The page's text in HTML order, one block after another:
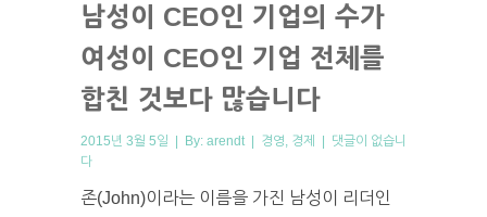
남성이 CEO인 기업의 수가
여성이 CEO인 기업 전체를
합친 것보다 많습니다
2015년 3월 5일 | By: arendt | 경영 경제 | 댓글이 없습니
다
존(John)이라는 이름을 가진 남성이 리더인